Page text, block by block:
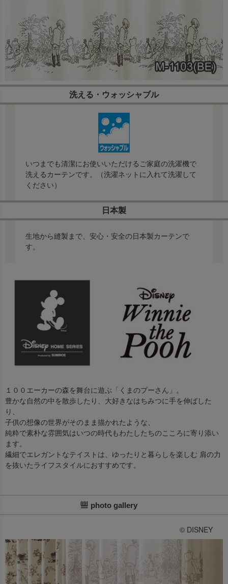
洗える・ウォッシャブル
いつまでも清潔にお使いいただけるご家庭の洗濯機で
洗えるカーテンです。（洗濯ネットに入れて洗濯して
ください）
日本製
生地から縫製まで、安心・安全の日本製カーテンで
す。
１００エーカーの森を舞台に遊ぶ「くまのプーさん」。
豊かな自然の中を散歩したり、大好きなはちみつに手を伸ばした
り、
子供の想像の世界がそのまま描かれたような、
純粋で素朴な雰囲気はいつの時代もわたしたちのこころに寄り添い
ます。
繊細でエレガントなテイストは、ゆったりと暮らしを楽しむ 肩の力
を抜いたライフスタイルにおすすめです。
photo gallery
© DISNEY